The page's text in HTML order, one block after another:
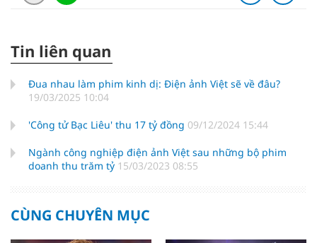
Tin liên quan
Đua nhau làm phim kinh dị: Điện ảnh Việt sẽ về đâu?
19/03/2025 10:04
'Công tử Bạc Liêu' thu 17 tỷ đồng 09/12/2024 15:44
Ngành công nghiệp điện ảnh Việt sau những bộ phim
doanh thu trăm tỷ 15/03/2023 08:55
CÙNG CHUYÊN MỤC